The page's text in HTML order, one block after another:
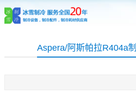
Aspera/阿斯帕拉R404a